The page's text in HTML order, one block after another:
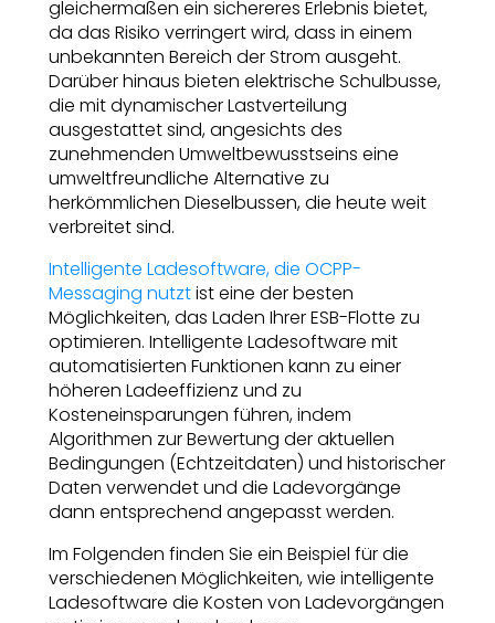
gleichermaßen ein sichereres Erlebnis bietet,
da das Risiko verringert wird, dass in einem
unbekannten Bereich der Strom ausgeht.
Darüber hinaus bieten elektrische Schulbusse,
die mit dynamischer Lastverteilung
ausgestattet sind, angesichts des
zunehmenden Umweltbewusstseins eine
umweltfreundliche Alternative zu
herkömmlichen Dieselbussen, die heute weit
verbreitet sind.
Intelligente Ladesoftware, die OCPP-
Messaging nutztist eine der besten
Möglichkeiten, das Laden Ihrer ESB-Flotte zu
optimieren. Intelligente Ladesoftware mit
automatisierten Funktionen kann zu einer
höheren Ladeeffizienz und zu
Kosteneinsparungen führen, indem
Algorithmen zur Bewertung der aktuellen
Bedingungen (Echtzeitdaten) und historischer
Daten verwendet und die Ladevorgänge
dann entsprechend angepasst werden.
Im Folgenden finden Sie ein Beispiel für die
verschiedenen Möglichkeiten, wie intelligente
Ladesoftware die Kosten von Ladevorgängen